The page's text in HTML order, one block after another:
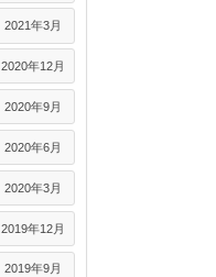
2021年3月
2020年12月
2020年9月
2020年6月
2020年3月
2019年12月
2019年9月